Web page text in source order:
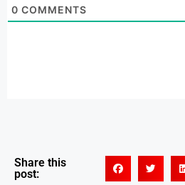
0 COMMENTS
Share this
post: